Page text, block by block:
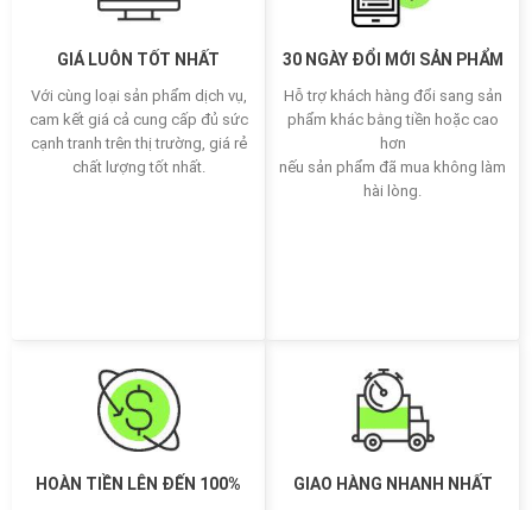
GIÁ LUÔN TỐT NHẤT
Với cùng loại sản phẩm dịch vụ,
cam kết giá cả cung cấp đủ sức
cạnh tranh trên thị trường, giá rẻ
chất lượng tốt nhất.
30 NGÀY ĐỔI MỚI SẢN PHẨM
Hỗ trợ khách hàng đổi sang sản
phẩm khác bằng tiền hoặc cao
hơn
nếu sản phẩm đã mua không làm
hài lòng.
HOÀN TIỀN LÊN ĐẾN 100% GIAO HÀNG NHANH NHẤT